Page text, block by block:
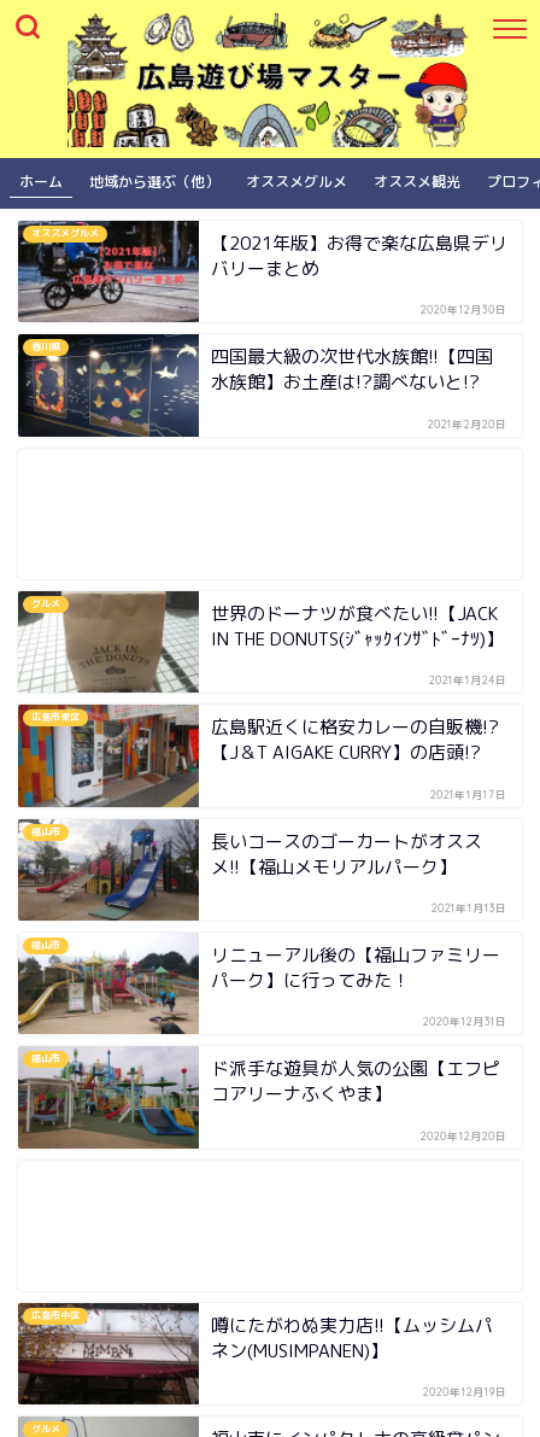
ホーム 地域から選ぶ（他） オススメグルメ オススメ観光 プロフ
オススメグルメ
【2021年版】お得で楽な広島県デリ
バリーまとめ
2020年12月30日
香川県
四国最大級の次世代水族館!!【四国
水族館】お土産は!?調べないと!?
2021年2月20日
グルメ
世界のドーナツが食べたい!!【JACK
IN THE DONUTS(ｼﾞｬｯｸｲﾝｻﾞﾄﾞｰﾅﾂ)】
2021年1月24日
広島市東区
広島駅近くに格安カレーの自販機!?
【J＆T AIGAKE CURRY】の店頭!?
2021年1月17日
福山市
長いコースのゴーカートがオスス
メ!!【福山メモリアルパーク】
2021年1月13日
福山市
リニューアル後の【福山ファミリー
パーク】に行ってみた！
2020年12月31日
福山市
ド派手な遊具が人気の公園【エフピ
コアリーナふくやま】
2020年12月20日
広島市中区
噂にたがわぬ実力店!!【ムッシムパ
ネン(MUSIMPANEN)】
2020年12月19日
グルメ